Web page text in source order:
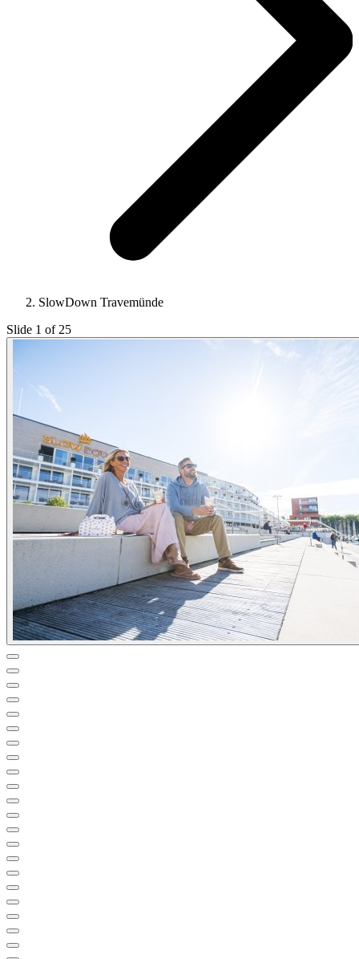
SlowDown Travemünde
Slide 1 of 25